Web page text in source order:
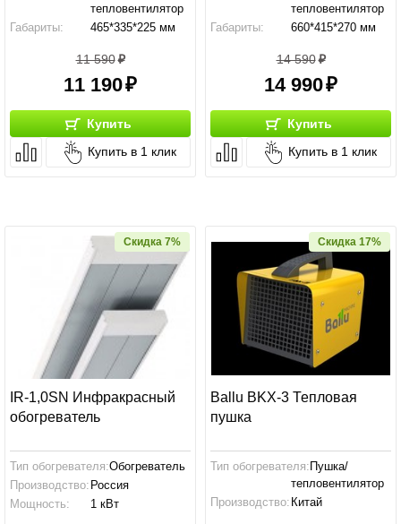
тепловентилятор
Габариты:
465*335*225 мм
11 590
11 190
Купить
Купить в 1 клик
тепловентилятор
Габариты:
660*415*270 мм
14 590
14 990
Купить
Купить в 1 клик
Скидка 7%
IR-1,0SN Инфракрасный
обогреватель
Тип обогревателя:Обогреватель
Производство: Россия
Мощность:
1 кВт
Скидка 17%
Ballu BKX-3 Тепловая
пушка
Тип обогревателя: Пушка/
тепловентилятор
Производство: Китай